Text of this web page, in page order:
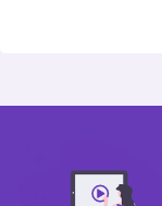
подписью;